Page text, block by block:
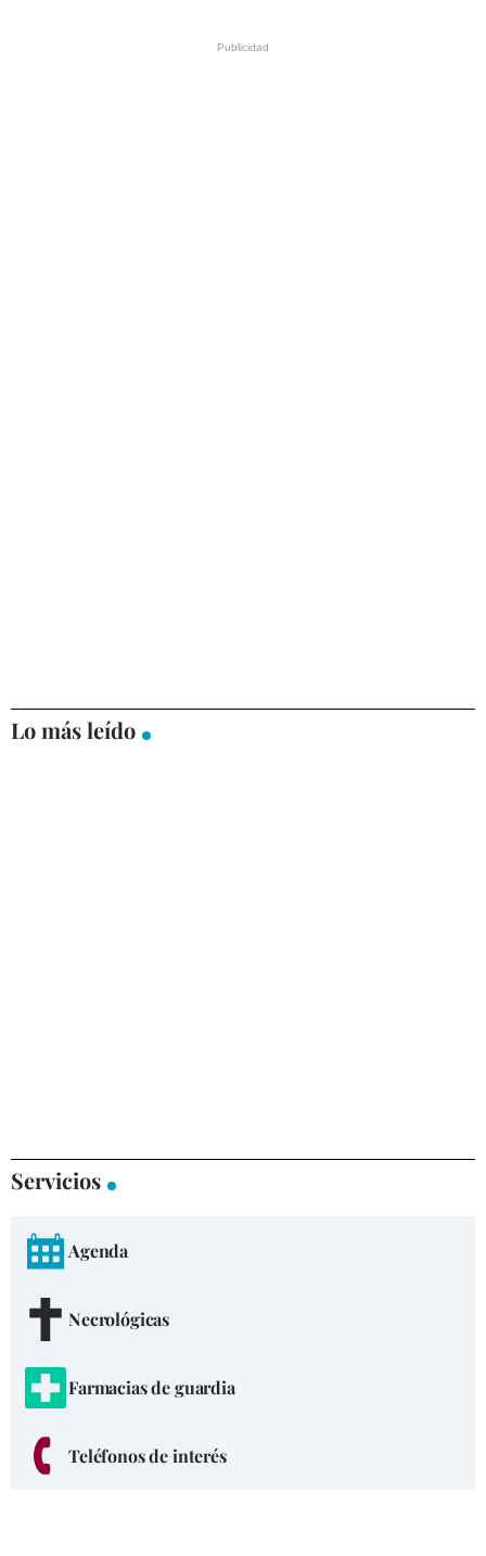
Lo más leído
Servicios
Agenda
Necrológicas
Farmacias de guardia
Teléfonos de interés